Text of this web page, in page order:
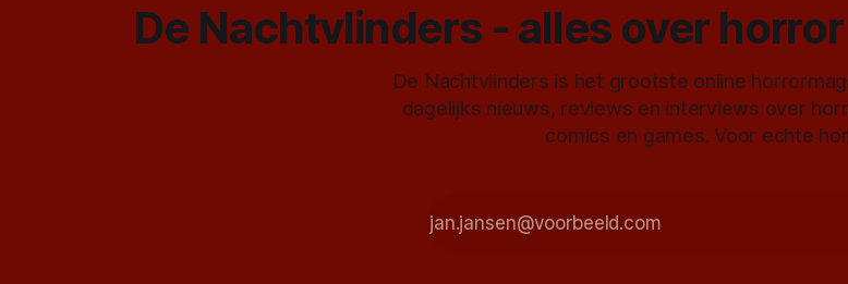
De Nachtvlinders - alles over
De Nachtvlinders is het grootste online
dagelijks nieuws, reviews en interviews over
comics en games. Voor echte